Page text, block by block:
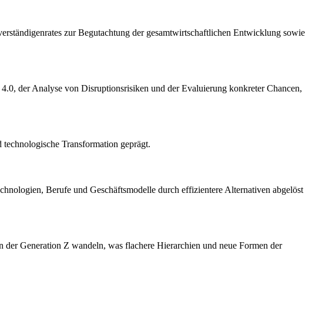
zur Begutachtung der gesamtwirtschaftlichen Entwicklung sowie
der Analyse von Disruptionsrisiken und der Evaluierung konkreter Chancen,
Transformation geprägt.
Berufe und Geschäftsmodelle durch effizientere Alternativen abgelöst
Generation Z wandeln, was flachere Hierarchien und neue Formen der